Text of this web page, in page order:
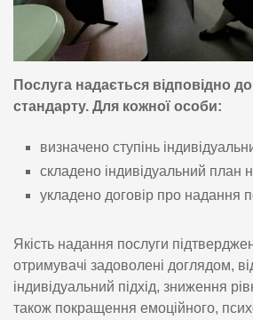
Послуга надається відповідно
стандарту. Для кожної особи:
визначено ступінь
складено індивідуальний план
укладено договір про надання
Якість надання послуги
отримувачі задоволені доглядом,
індивідуальний підхід, зниження
також покращення емоційного,